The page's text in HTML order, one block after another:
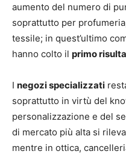
aumento del numero di
soprattutto per
tessile; in quest’ultimo
hanno colto il primo
I negozi specializzati
soprattutto in virtù del
personalizzazione e del
di mercato più alta si
mentre in ottica,